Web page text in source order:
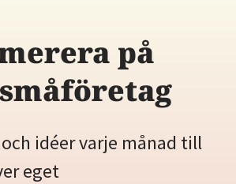
på
idéer varje månad till
eget